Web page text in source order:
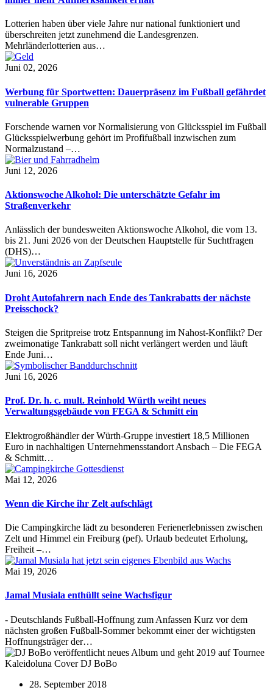
Lotterien haben über viele Jahre nur national funktioniert und
überschreiten jetzt zunehmend die Landesgrenzen.
Mehrländerlotterien aus…
Juni 02, 2026
Werbung für Sportwetten: Dauerpräsenz im Fußball gefährdet
vulnerable Gruppen
Forschende warnen vor Normalisierung von Glücksspiel im Fußball
Glücksspielwerbung gehört im Profifußball inzwischen zum
Normalzustand –…
Juni 12, 2026
Aktionswoche Alkohol: Die unterschätzte Gefahr im
Straßenverkehr
Anlässlich der bundesweiten Aktionswoche Alkohol, die vom 13.
bis 21. Juni 2026 von der Deutschen Hauptstelle für Suchtfragen
(DHS)…
Juni 16, 2026
Droht Autofahrern nach Ende des Tankrabatts der nächste
Preisschock?
Steigen die Spritpreise trotz Entspannung im Nahost-Konflikt? Der
zweimonatige Tankrabatt soll nicht verlängert werden und läuft
Ende Juni…
Juni 16, 2026
Prof. Dr. h. c. mult. Reinhold Würth weiht neues
Verwaltungsgebäude von FEGA & Schmitt ein
Elektrogroßhändler der Würth-Gruppe investiert 18,5 Millionen
Euro in nachhaltigen Unternehmensstandort Ansbach – Die FEGA
& Schmitt…
Mai 12, 2026
Wenn die Kirche ihr Zelt aufschlägt
Die Campingkirche lädt zu besonderen Ferienerlebnissen zwischen
Zelt und Himmel ein Freiburg (pef). Urlaub bedeutet Erholung,
Freiheit –…
Mai 19, 2026
Jamal Musiala enthüllt seine Wachsfigur
- Deutschlands Fußball-Hoffnung zum Anfassen Kurz vor dem
nächsten großen Fußball-Sommer bekommt einer der wichtigsten
Hoffnungsträger der…
Kaleidoluna Cover DJ BoBo
28. September 2018